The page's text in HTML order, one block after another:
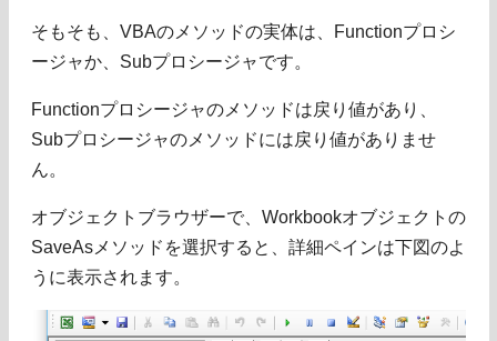
そもそも、VBAのメソッドの実体は、Functionプロシ
ージャか、Subプロシージャです。
Functionプロシージャのメソッドは戻り値があり、
Subプロシージャのメソッドには戻り値がありませ
ん。
オブジェクトブラウザーで、Workbookオブジェクトの
SaveAsメソッドを選択すると、詳細ペインは下図のよ
うに表示されます。